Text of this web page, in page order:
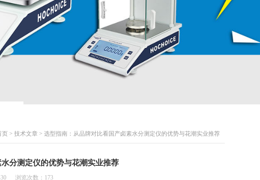
页 > 技术文章 > 选型指南：从品牌对比看国产卤素水分测定仪的优势与花潮实业推荐
分测定仪的优势与花潮实业推荐
30 浏览次数：173